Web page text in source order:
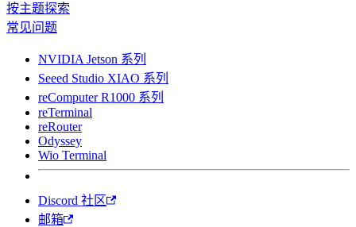
按主题探索
常见问题
NVIDIA Jetson 系列
Seeed Studio XIAO 系列
reComputer R1000 系列
reTerminal
reRouter
Odyssey
Wio Terminal
Discord 社区
邮箱